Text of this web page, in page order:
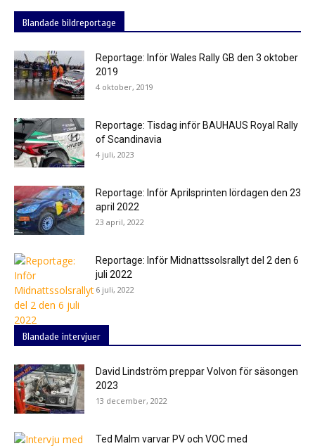
Blandade bildreportage
Reportage: Inför Wales Rally GB den 3 oktober
2019
4 oktober, 2019
Reportage: Tisdag inför BAUHAUS Royal Rally
of Scandinavia
4 juli, 2023
Reportage: Inför Aprilsprinten lördagen den 23
april 2022
23 april, 2022
Reportage: Inför Midnattssolsrallyt del 2 den 6
juli 2022
6 juli, 2022
Blandade intervjuer
David Lindström preppar Volvon för säsongen
2023
13 december, 2022
Ted Malm varvar PV och VOC med